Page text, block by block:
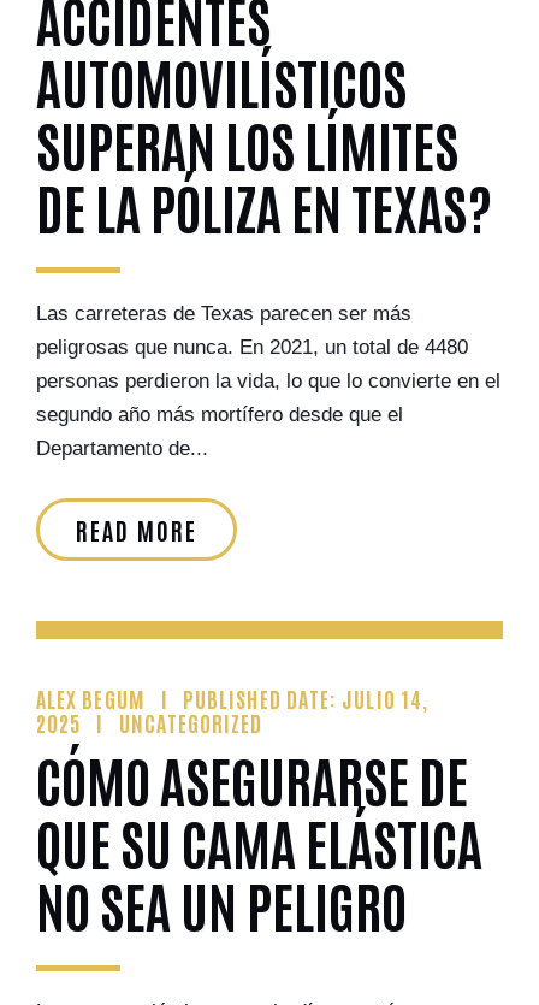
ACCIDENTES
AUTOMOVILÍSTICOS
SUPERAN LOS LÍMITES
DE LA PÓLIZA EN TEXAS?
Las carreteras de Texas parecen ser más
peligrosas que nunca. En 2021, un total de 4480
personas perdieron la vida, lo que lo convierte en el
segundo año más mortífero desde que el
Departamento de...
READ MORE
ALEX BEGUM
PUBLISHED DATE: JULIO 14,
2025
UNCATEGORIZED
CÓMO ASEGURARSE DE
QUE SU CAMA ELÁSTICA
NO SEA UN PELIGRO